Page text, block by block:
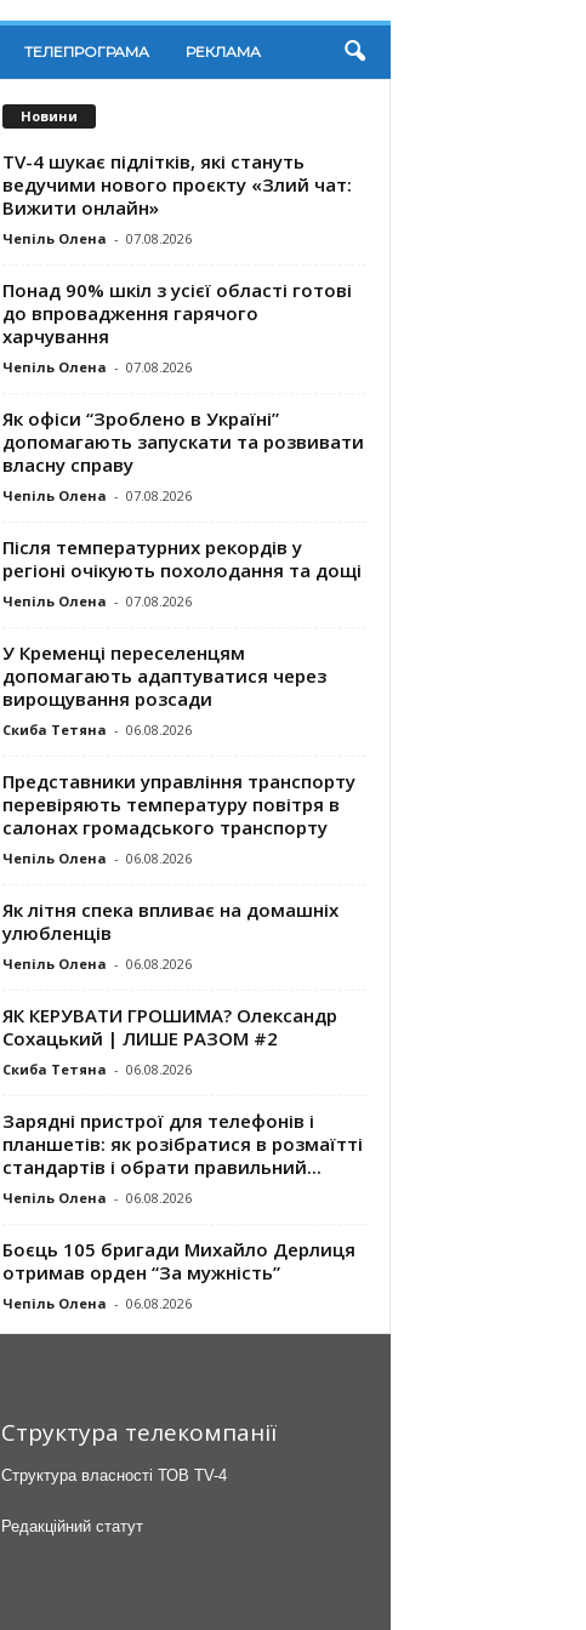
ТЕЛЕПРОГРАМА РЕКЛАМА
Новини
TV-4 шукає підлітків, які стануть
ведучими нового проєкту «Злий чат:
Вижити онлайн»
Чепіль Олена - 07.08.2026
Понад 90% шкіл з усієї області готові
до впровадження гарячого
харчування
Чепіль Олена - 07.08.2026
Як офіси “Зроблено в Україні”
допомагають запускaти та розвивати
власну справу
Чепіль Олена - 07.08.2026
Після температурних рекордів у
регіоні очікують похолодання та дощі
Чепіль Олена - 07.08.2026
У Кременці переселенцям
допомагають адаптуватися через
вирощування розсади
Скиба Тетяна - 06.08.2026
Представники управління транспорту
перевіряють температуру повітря в
салонах громадського транспорту
Чепіль Олена - 06.08.2026
Як літня спека впливає на домашніх
улюбленців
Чепіль Олена - 06.08.2026
ЯК КЕРУВАТИ ГРОШИМА? Олександр
Сохацький | ЛИШЕ РАЗОМ #2
Скиба Тетяна - 06.08.2026
Зарядні пристрої для телефонів і
планшетів: як розібратися в розмаїтті
стандартів і обрати правильний...
Чепіль Олена - 06.08.2026
Боєць 105 бригади Михайло Дерлиця
отримав орден “За мужність”
Чепіль Олена - 06.08.2026
Структура телекомпанії
Структура власності ТОВ TV-4
Редакційний статут